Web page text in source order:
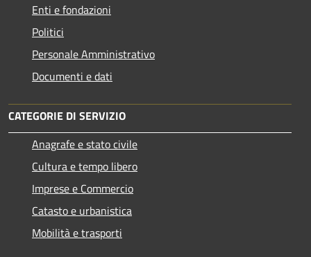
Enti e fondazioni
Politici
Personale Amministrativo
Documenti e dati
CATEGORIE DI SERVIZIO
Anagrafe e stato civile
Cultura e tempo libero
Imprese e Commercio
Catasto e urbanistica
Mobilità e trasporti